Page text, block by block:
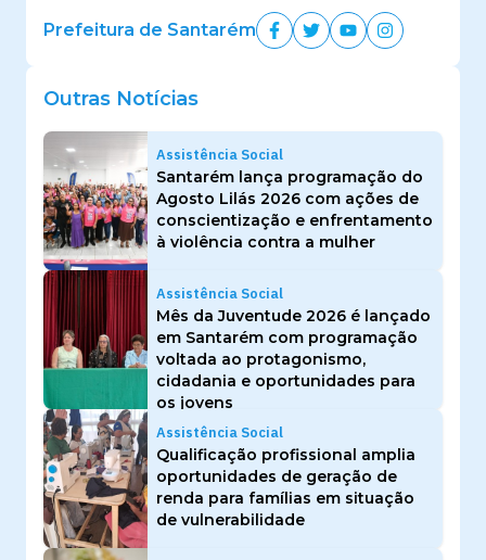
Prefeitura de Santarém
Outras Notícias
Assistência Social
Santarém lança programação do
Agosto Lilás 2026 com ações de
conscientização e enfrentamento
à violência contra a mulher
Assistência Social
Mês da Juventude 2026 é lançado
em Santarém com programação
voltada ao protagonismo,
cidadania e oportunidades para
os jovens
Assistência Social
Qualificação profissional amplia
oportunidades de geração de
renda para famílias em situação
de vulnerabilidade